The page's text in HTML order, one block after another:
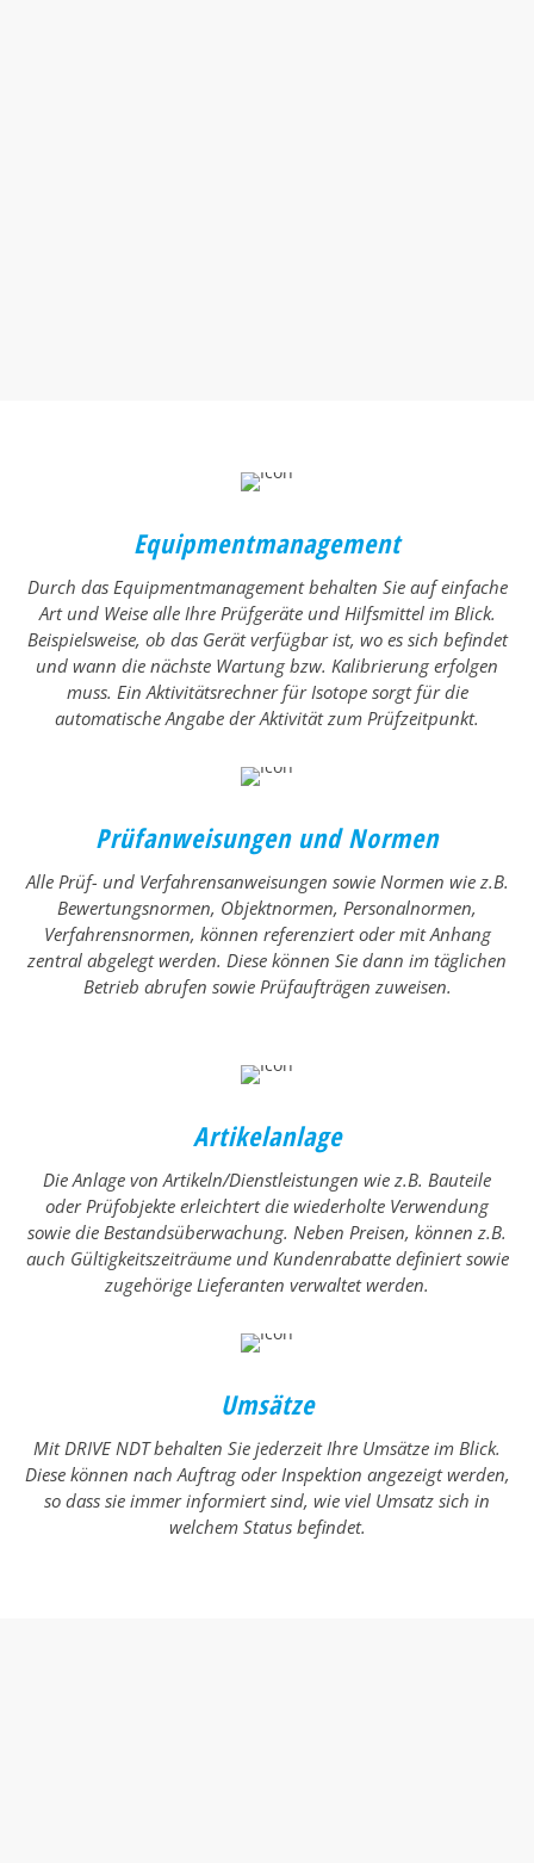
Equipmentmanagement
Durch das Equipmentmanagement behalten Sie auf einfache
Art und Weise alle Ihre Prüfgeräte und Hilfsmittel im Blick.
Beispielsweise, ob das Gerät verfügbar ist, wo es sich befindet
und wann die nächste Wartung bzw. Kalibrierung erfolgen
muss. Ein Aktivitätsrechner für Isotope sorgt für die
automatische Angabe der Aktivität zum Prüfzeitpunkt.
Prüfanweisungen und Normen
Alle Prüf- und Verfahrensanweisungen sowie Normen wie z.B.
Bewertungsnormen, Objektnormen, Personalnormen,
Verfahrensnormen, können referenziert oder mit Anhang
zentral abgelegt werden. Diese können Sie dann im täglichen
Betrieb abrufen sowie Prüfaufträgen zuweisen.
Artikelanlage
Die Anlage von Artikeln/Dienstleistungen wie z.B. Bauteile
oder Prüfobjekte erleichtert die wiederholte Verwendung
sowie die Bestandsüberwachung. Neben Preisen, können z.B.
auch Gültigkeitszeiträume und Kundenrabatte definiert sowie
zugehörige Lieferanten verwaltet werden.
Umsätze
Mit DRIVE NDT behalten Sie jederzeit Ihre Umsätze im Blick.
Diese können nach Auftrag oder Inspektion angezeigt werden,
so dass sie immer informiert sind, wie viel Umsatz sich in
welchem Status befindet.